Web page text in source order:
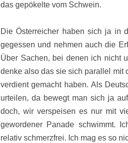
das gepökelte vom Schwein.
Die Österreicher haben sich ja in
gegessen und nehmen auch die
Über Sachen, bei denen ich nicht
denke also das sie sich parallel mit
verdient gemacht haben. Als
urteilen, da bewegt man sich ja
doch, wir verspeisen es nur mit
gewordener Panade schwimmt.
relativ schmerzfrei. Ich mag es so